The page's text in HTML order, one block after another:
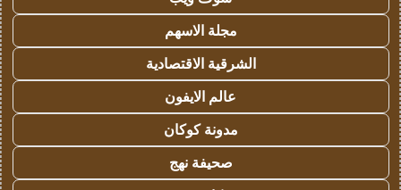
مجلة الاسهم
الشرقية الاقتصادية
عالم الايفون
مدونة كوكان
صحيفة نهج